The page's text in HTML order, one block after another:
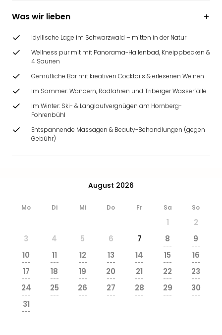
Was wir lieben
Idyllische Lage im Schwarzwald – mitten in der Natur
Wellness pur mit mit Panorama-Hallenbad, Kneippbecken &
4 Saunen
Gemütliche Bar mit kreativen Cocktails & erlesenen Weinen
Im Sommer: Wandern, Radfahren und Triberger Wasserfälle
Im Winter: Ski- & Langlaufvergnügen am Hornberg-
Fohrenbühl
Entspannende Massagen & Beauty-Behandlungen (gegen
Gebühr)
August 2026
Mo Di Mi Do Fr Sa So
1
2
3
4 5 6 7 8
---
9
---
10
---
11
---
12
---
13
---
14
---
15
---
16
---
17
---
18
---
19
---
20
---
21
---
22
---
23
---
24
---
25
---
26
---
27
---
28
---
29
---
30
---
31
---